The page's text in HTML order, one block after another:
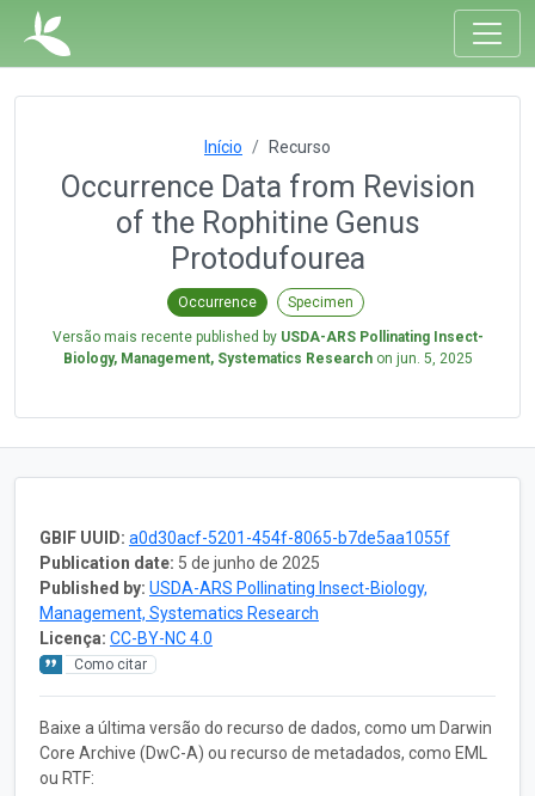
Início Recurso
Occurrence Data from Revision
of the Rophitine Genus
Protodufourea
Occurrence Specimen
Versão mais recente published by USDA-ARS Pollinating Insect-
Biology, Management, Systematics Researchon jun. 5, 2025
GBIF UUID: a0d30acf-5201-454f-8065-b7de5aa1055f
Publication date: 5 de junho de 2025
Published by: USDA-ARS Pollinating Insect-Biology,
Management, Systematics Research
Licença: CC-BY-NC 4.0
Como citar
Baixe a última versão do recurso de dados, como um Darwin
Core Archive (DwC-A) ou recurso de metadados, como EML
ou RTF: